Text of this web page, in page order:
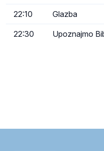
22:10 Glazba
22:30 Upoznajmo